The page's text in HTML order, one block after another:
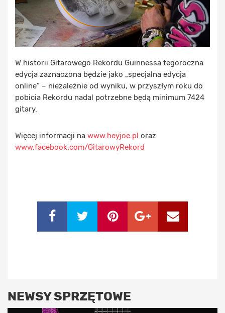
W historii Gitarowego Rekordu Guinnessa tegoroczna
edycja zaznaczona będzie jako „specjalna edycja
online” – niezależnie od wyniku, w przyszłym roku do
pobicia Rekordu nadal potrzebne będą minimum 7424
gitary.
Więcej informacji na www.heyjoe.pl oraz
www.facebook.com/GitarowyRekord
NEWSY SPRZĘTOWE